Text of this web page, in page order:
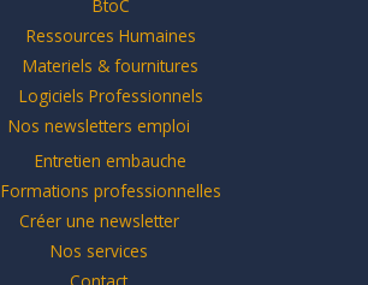
BtoC
Ressources Humaines
Materiels & fournitures
Logiciels Professionnels
Nos newsletters emploi
Entretien embauche
Formations professionnelles
Créer une newsletter
Nos services